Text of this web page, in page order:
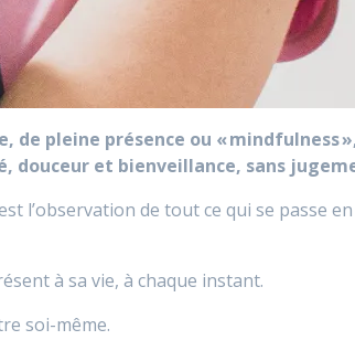
pleine présence ou «
douceur et bienveillance, sans
l’observation de tout ce qui se passe
à sa vie, à chaque instant.
soi-même.